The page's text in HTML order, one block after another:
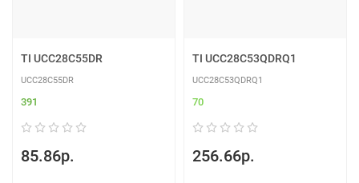
TI UCC28C55DR
UCC28C55DR
391
85.86р.
TI UCC28C53QDRQ1
UCC28C53QDRQ1
70
256.66р.